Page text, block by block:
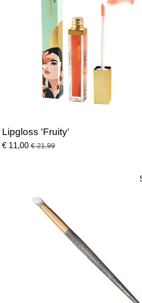
Lipgloss 'Fruity'
€ 11,00 € 21,99